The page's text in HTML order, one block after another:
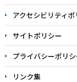
アクセシビリティ
サイトポリシー
プライバシーポリ
リンク集